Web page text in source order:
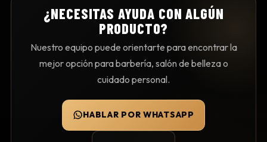
¿NECESITAS AYUDA CON ALGÚN
PRODUCTO?
Nuestro equipo puede orientarte para encontrar la
mejor opción para barbería, salón de belleza o
cuidado personal.
HABLAR POR WHATSAPP